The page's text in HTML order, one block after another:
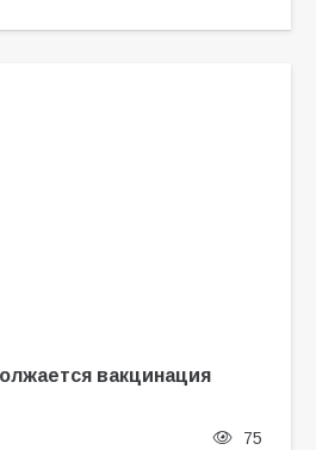
вакцинация
75